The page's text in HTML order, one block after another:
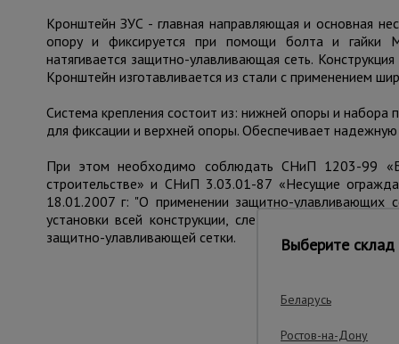
Кронштейн ЗУС - главная направляющая и основная
опору и фиксируется при помощи болта и гайки
натягивается защитно-улавливающая сеть.
Кронштейн изготавливается из стали с применением
Система крепления состоит из: нижней опоры и набора
для фиксации и верхней опоры. Обеспечивает
При этом необходимо соблюдать СНиП 1203-99
строительстве» и СНиП 3.03.01-87 «Несущие
18.01.2007 г: "О применении защитно-улавливающих
установки всей конструкции, следить за правильным
защитно-улавливающей сетки.
Важные
Выберите склад
Беларусь
Ростов-на-Дону